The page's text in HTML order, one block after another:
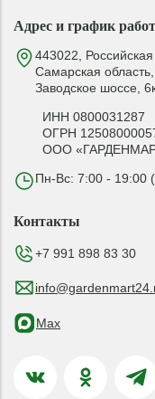
Адрес и график
443022,
Самарская
Заводское шоссе,
ИНН 0800031287
ОГРН
ООО
Пн-Вс: 7:00 - 19:00
Контакты
+7 991 898 83 30
Max